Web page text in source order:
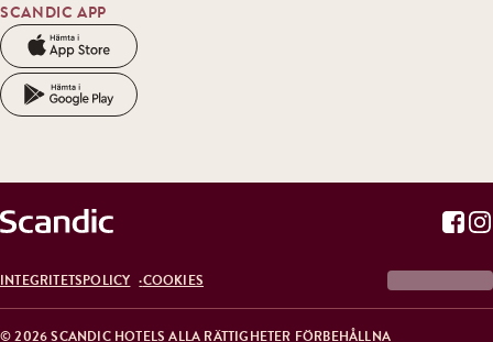
SCANDIC APP
© 2026 SCANDIC HOTELS ALLA RÄTTIGHETER FÖRBEHÅLLNA
INTEGRITETSPOLICY COOKIES